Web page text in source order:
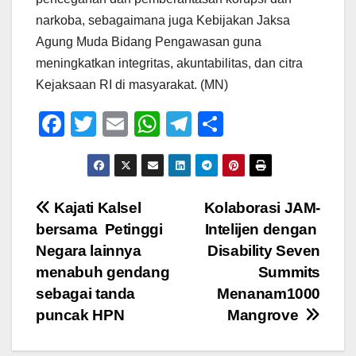
narkoba, sebagaimana juga Kebijakan Jaksa
Agung Muda Bidang Pengawasan guna
meningkatkan integritas, akuntabilitas, dan citra
Kejaksaan RI di masyarakat. (MN)
F
e
b
o
o
k
T
wi
tt
er
E
m
ail
W
h
at
A
p
T
el
e
gr
m
h
ar
e
Navigasi
pos
Kolaborasi JAM-
Intelijen dengan
Disability Seven
Summits
Menanam1000
Mangrove
Kajati Kalsel
bersama Petinggi
Negara lainnya
menabuh gendang
sebagai tanda
puncak HPN